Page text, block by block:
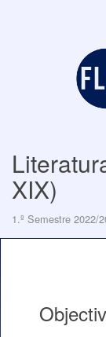
XIX)
1.º Semestre 2022/